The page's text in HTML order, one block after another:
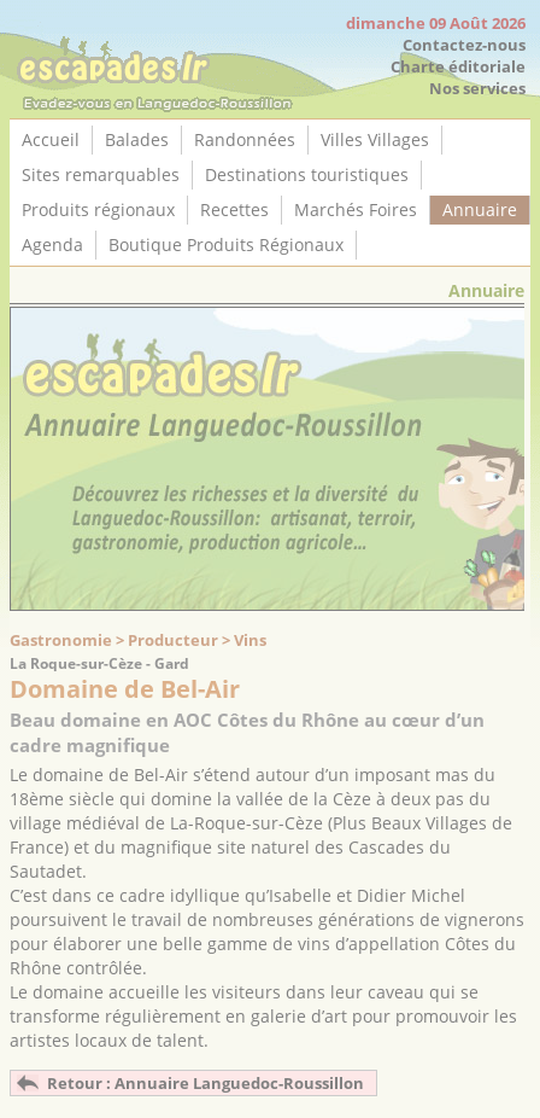
dimanche 09 Août 2026
Contactez-nous
Charte éditoriale
Nos services
Accueil Balades Randonnées
Villes Villages
Sites remarquables
Destinations touristiques
Produits régionaux
Recettes Marchés Foires
Annuaire
Agenda
Boutique Produits Régionaux
Annuaire
Gastronomie > Producteur > Vins
La Roque-sur-Cèze - Gard
Domaine de Bel-Air
Beau domaine en AOC Côtes du Rhône au cœur d’un
cadre magnifique
Le domaine de Bel-Air s’étend autour d’un imposant mas du
18ème siècle qui domine la vallée de la Cèze à deux pas du
village médiéval de La-Roque-sur-Cèze (Plus Beaux Villages de
France) et du magnifique site naturel des Cascades du
Sautadet.
C’est dans ce cadre idyllique qu’Isabelle et Didier Michel
poursuivent le travail de nombreuses générations de vignerons
pour élaborer une belle gamme de vins d’appellation Côtes du
Rhône contrôlée.
Le domaine accueille les visiteurs dans leur caveau qui se
transforme régulièrement en galerie d’art pour promouvoir les
artistes locaux de talent.
Retour : Annuaire Languedoc-Roussillon